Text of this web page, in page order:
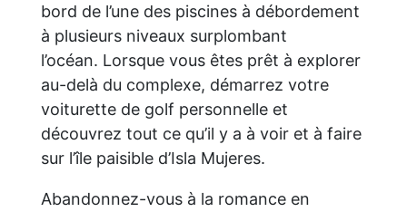
bord de l’une des piscines à débordement
à plusieurs niveaux surplombant
l’océan. Lorsque vous êtes prêt à explorer
au-delà du complexe, démarrez votre
voiturette de golf personnelle et
découvrez tout ce qu’il y a à voir et à faire
sur l’île paisible d’Isla Mujeres.
Abandonnez-vous à la romance en